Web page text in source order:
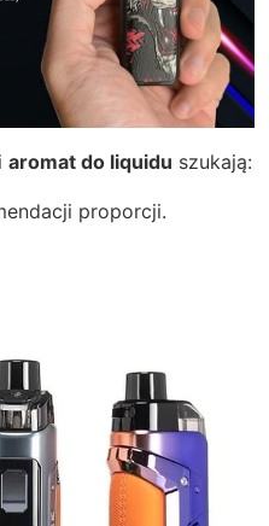
aromat do liquidu szukają:
proporcji.